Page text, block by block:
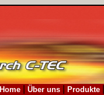
Home| Über uns| Produkte|